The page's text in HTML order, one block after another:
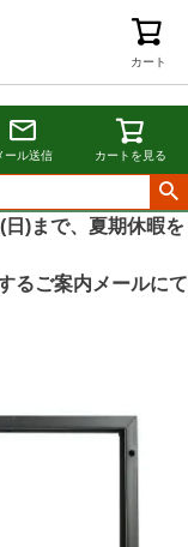
カート
ール送信 カートを見る
)まで、夏期休暇を
ご案内メールにて